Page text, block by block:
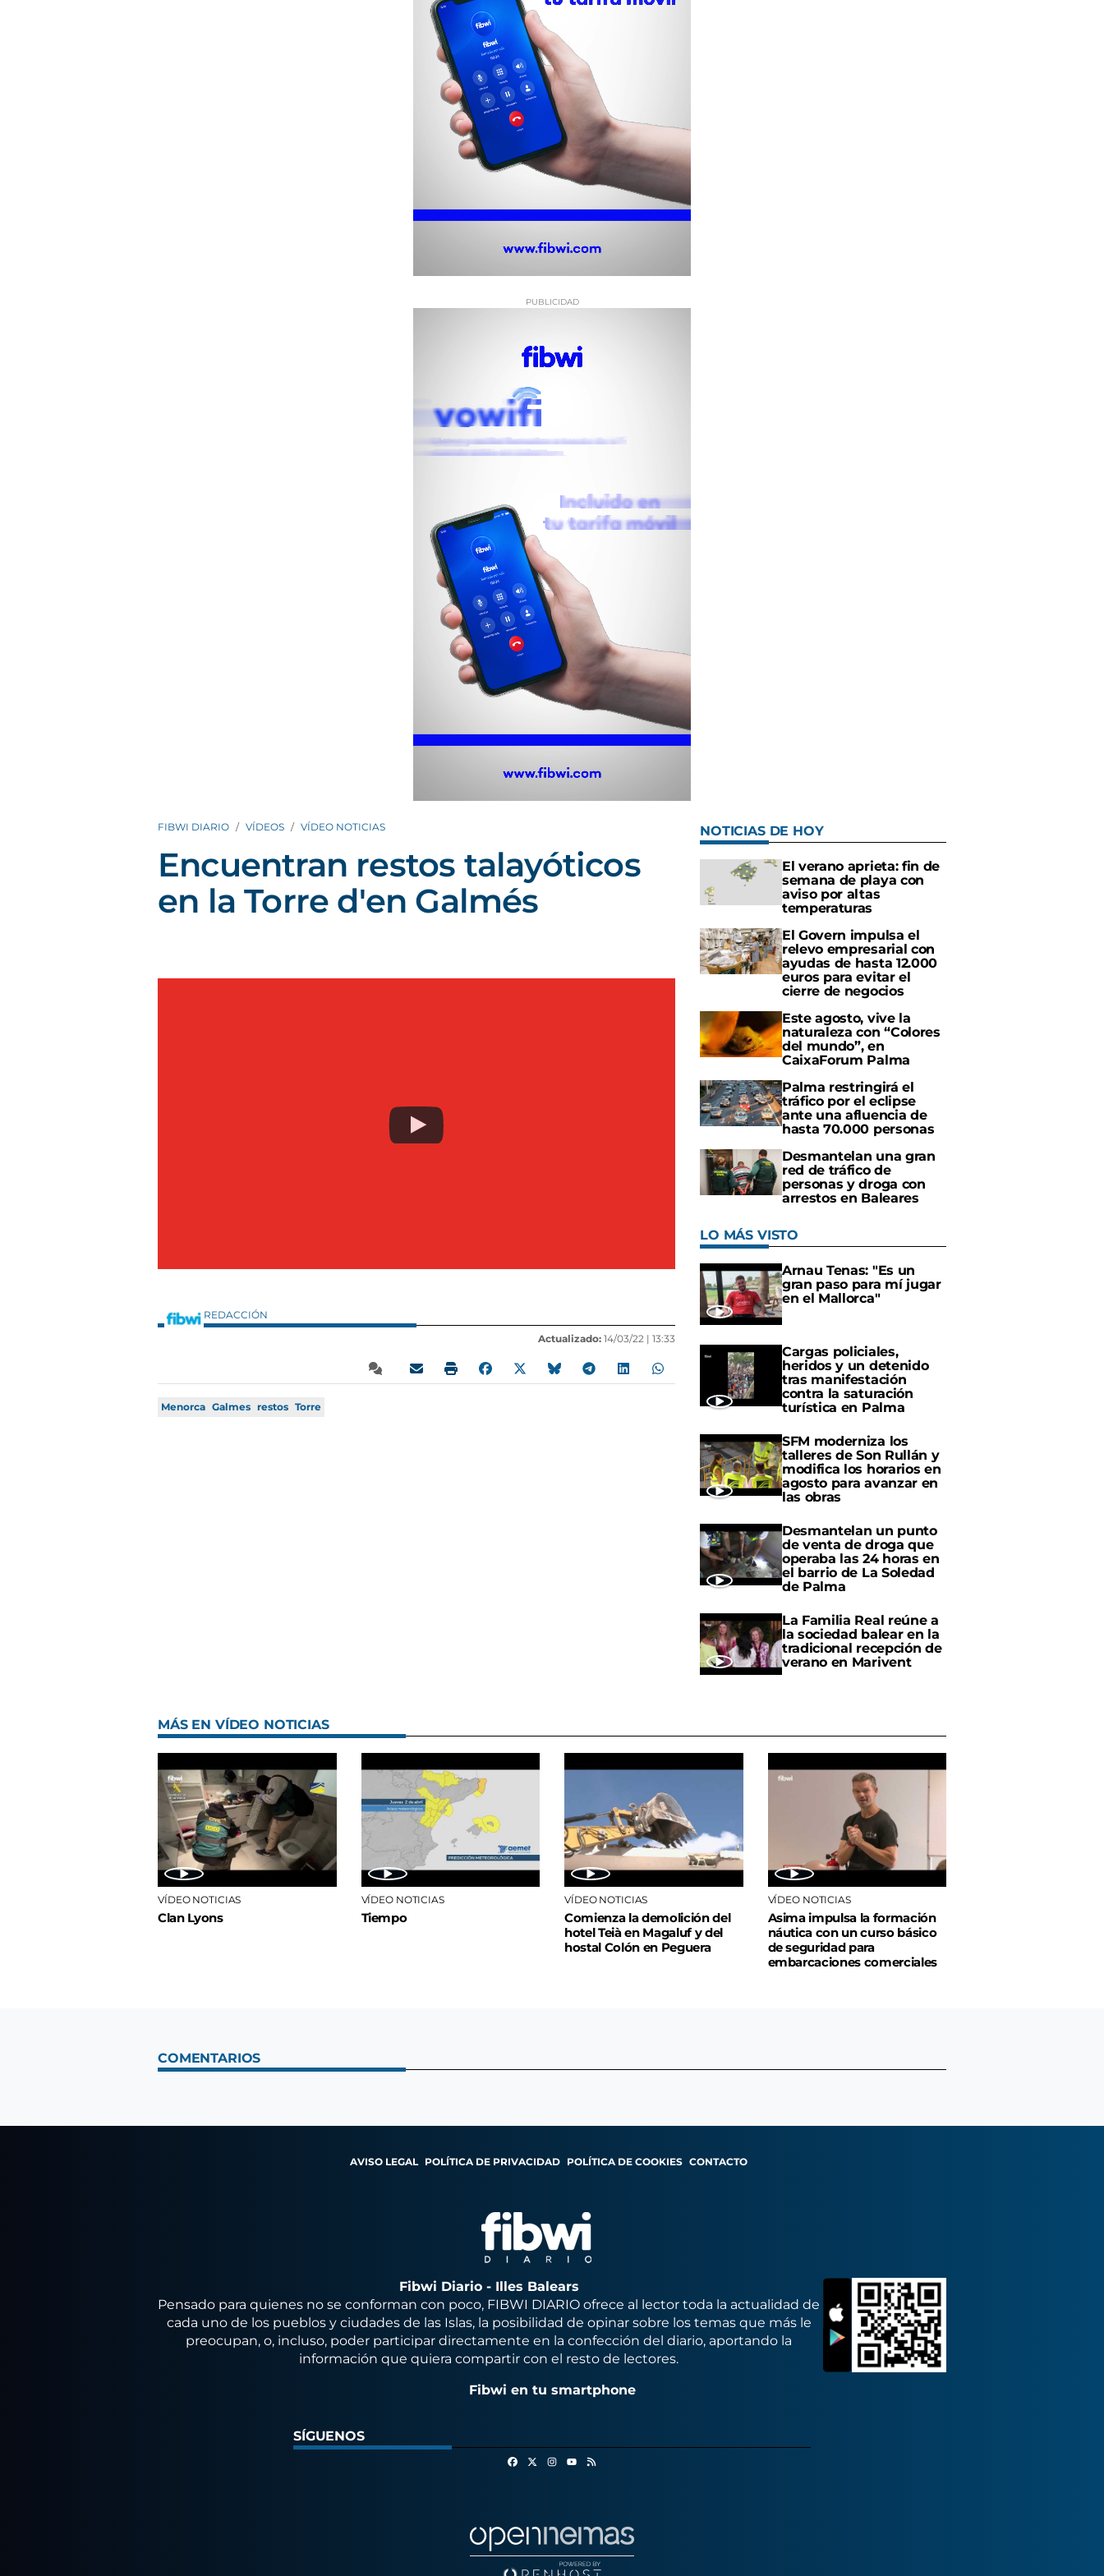
FIBWI DIARIO VÍDEOS VÍDEO NOTICIAS
Encuentran restos talayóticos
en la Torre d'en Galmés
REDACCIÓN
Actualizado: 14/03/22 | 13:33
Menorca Galmes restos Torre
NOTICIAS DE HOY
El verano aprieta: fin de
semana de playa con
aviso por altas
temperaturas
El Govern impulsa el
relevo empresarial con
ayudas de hasta 12.000
euros para evitar el
cierre de negocios
Este agosto, vive la
naturaleza con “Colores
del mundo”, en
CaixaForum Palma
Palma restringirá el
tráfico por el eclipse
ante una afluencia de
hasta 70.000 personas
Desmantelan una gran
red de tráfico de
personas y droga con
arrestos en Baleares
LO MÁS VISTO
Arnau Tenas: "Es un
gran paso para mí jugar
en el Mallorca"
Cargas policiales,
heridos y un detenido
tras manifestación
contra la saturación
turística en Palma
SFM moderniza los
talleres de Son Rullán y
modifica los horarios en
agosto para avanzar en
las obras
Desmantelan un punto
de venta de droga que
operaba las 24 horas en
el barrio de La Soledad
de Palma
La Familia Real reúne a
la sociedad balear en la
tradicional recepción de
verano en Marivent
MÁS EN VÍDEO NOTICIAS
VÍDEO NOTICIAS
Clan Lyons
VÍDEO NOTICIAS
Tiempo
VÍDEO NOTICIAS
Comienza la demolición del
hotel Teià en Magaluf y del
hostal Colón en Peguera
VÍDEO NOTICIAS
Asima impulsa la formación
náutica con un curso básico
de seguridad para
embarcaciones comerciales
COMENTARIOS
AVISO LEGAL POLÍTICA DE PRIVACIDAD POLÍTICA DE COOKIES CONTACTO
Fibwi Diario - Illes Balears
Pensado para quienes no se conforman con poco, FIBWI DIARIO ofrece al lector toda la actualidad de
cada uno de los pueblos y ciudades de las Islas, la posibilidad de opinar sobre los temas que más le
preocupan, o, incluso, poder participar directamente en la confección del diario, aportando la
información que quiera compartir con el resto de lectores.
Fibwi en tu smartphone
SÍGUENOS
FacebookInstagram